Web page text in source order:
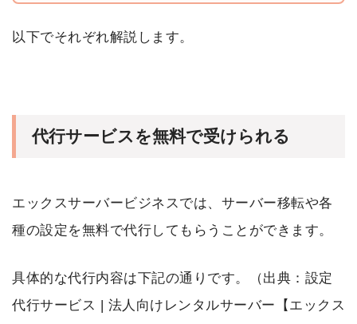
以下でそれぞれ解説します。
代行サービスを無料で受けられる
エックスサーバービジネスでは、サーバー移転や各
種の設定を無料で代行してもらうことができます。
具体的な代行内容は下記の通りです。（出典： 設定
代行サービス | 法人向けレンタルサーバー【エックス